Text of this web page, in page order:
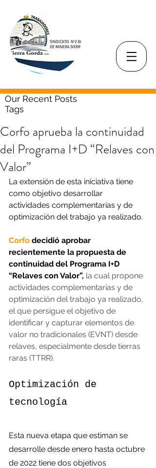
Our Recent Posts
Tags
Corfo aprueba la continuidad
del Programa I+D “Relaves con
Valor”
La extensión de esta iniciativa tiene
como objetivo desarrollar
actividades complementarias y de
optimización del trabajo ya realizado.
Corfo decidió aprobar
recientemente la propuesta de
continuidad del Programa I+D
“Relaves con Valor”, la cual propone
actividades complementarias y de
optimización del trabajo ya realizado,
el que persigue el objetivo de
identificar y capturar elementos de
valor no tradicionales (EVNT) desde
relaves, especialmente desde tierras
raras (TTRR).
Optimización de
tecnología
Esta nueva etapa que estiman se
desarrolle desde enero hasta octubre
de 2022 tiene dos objetivos